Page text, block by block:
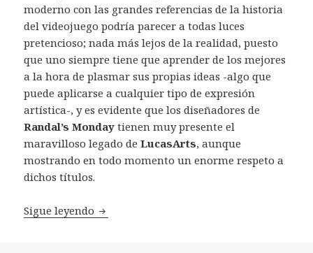
moderno con las grandes referencias de la historia
del videojuego podría parecer a todas luces
pretencioso; nada más lejos de la realidad, puesto
que uno siempre tiene que aprender de los mejores
a la hora de plasmar sus propias ideas -algo que
puede aplicarse a cualquier tipo de expresión
artística-, y es evidente que los diseñadores de
Randal’s Monday tienen muy presente el
maravilloso legado deLucasArts, aunque
mostrando en todo momento un enorme respeto a
dichos títulos.
Sigue leyendo Análisis Randal’s Monday